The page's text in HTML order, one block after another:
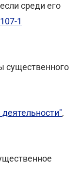
среди его
1
существенного
,